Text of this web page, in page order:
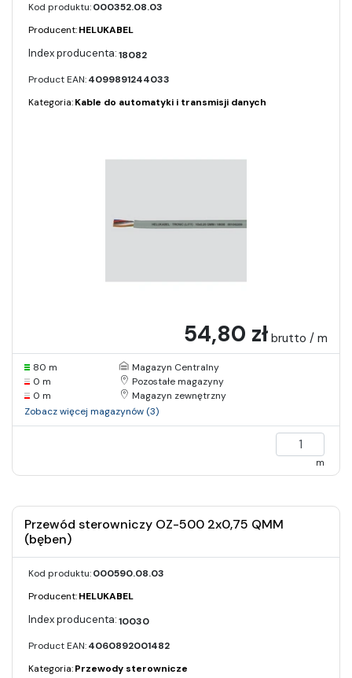
Kod produktu:000352.08.03
Producent:HELUKABEL
18082
Product EAN:4099891244033
Kategoria:Kable do automatyki i transmisji danych
54,80 zł brutto / m
80 m
Magazyn Centralny
0 m
Pozostałe magazyny
0 m
Magazyn zewnętrzny
Zobacz więcej magazynów (3)
m
Przewód sterowniczy OZ-500 2x0,75 QMM
(bęben)
Kod produktu:000590.08.03
Producent:HELUKABEL
10030
Product EAN:4060892001482
Kategoria:Przewody sterownicze